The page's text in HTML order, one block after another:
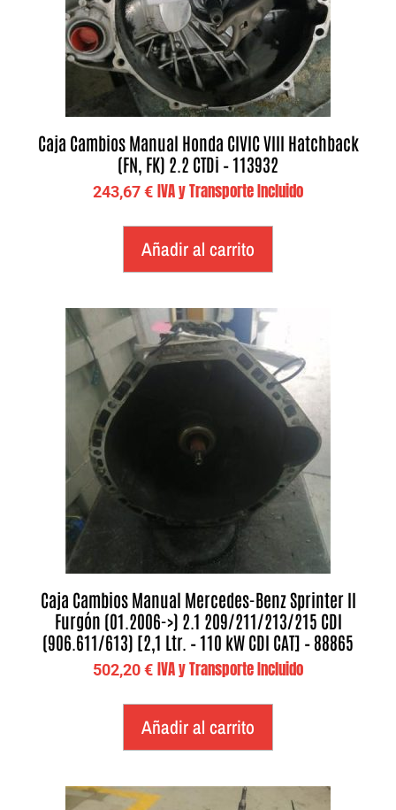
Caja Cambios Manual Honda CIVIC VIII Hatchback
(FN, FK) 2.2 CTDi – 113932
243,67€ IVA y Transporte Incluido
Añadir al carrito
Caja Cambios Manual Mercedes-Benz Sprinter II
Furgón (01.2006->) 2.1 209/211/213/215 CDI
(906.611/613) [2,1 Ltr. – 110 kW CDI CAT] – 88865
502,20€ IVA y Transporte Incluido
Añadir al carrito